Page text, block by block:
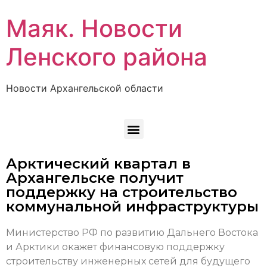
Маяк. Новости
Ленского района
Новости Архангельской области
Арктический квартал в
Архангельске получит
поддержку на строительство
коммунальной инфраструктуры
Министерство РФ по развитию Дальнего Востока
и Арктики окажет финансовую поддержку
строительству инженерных сетей для будущего